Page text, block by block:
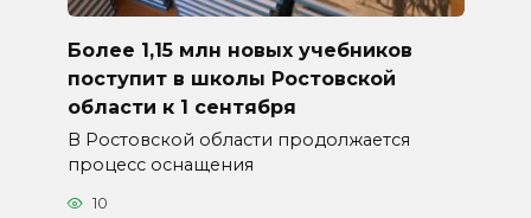
Более 1,15 млн новых учебников
поступит в школы Ростовской
области к 1 сентября
В Ростовской области продолжается
процесс оснащения
10